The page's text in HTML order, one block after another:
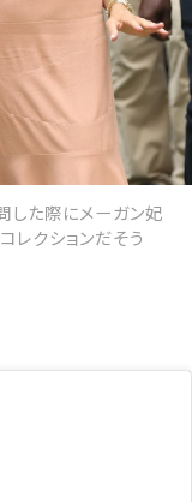
した際にメーガン妃
レクションだそう